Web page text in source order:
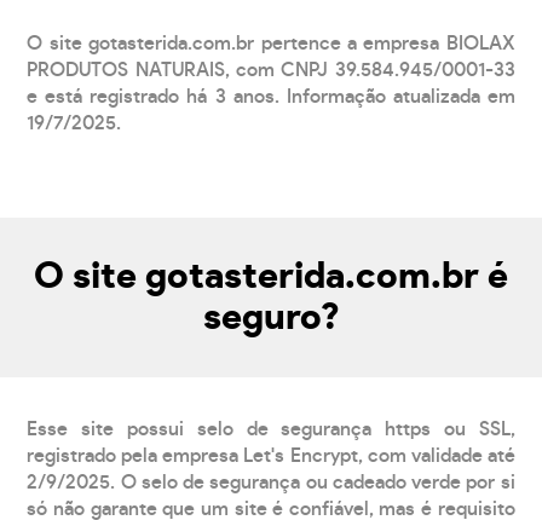
O site gotasterida.com.br pertence a empresa BIOLAX
PRODUTOS NATURAIS, com CNPJ 39.584.945/0001-33
e está registrado há 3 anos. Informação atualizada em
19/7/2025.
O site gotasterida.com.br é
seguro?
Esse site possui selo de segurança https ou SSL,
registrado pela empresa Let's Encrypt, com validade até
2/9/2025. O selo de segurança ou cadeado verde por si
só não garante que um site é confiável, mas é requisito